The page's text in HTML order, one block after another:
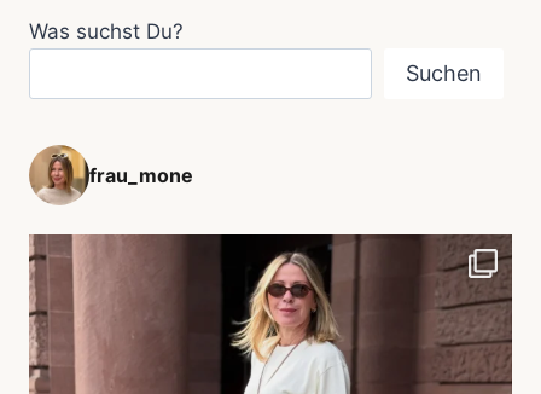
Was suchst Du?
Suchen
frau_mone